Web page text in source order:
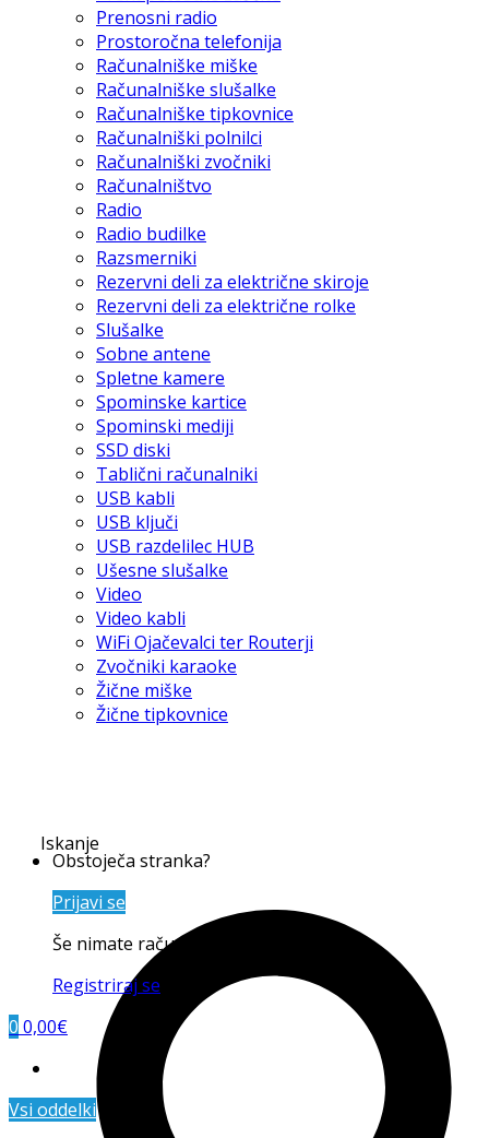
Prenosni radio
Prostoročna telefonija
Računalniške miške
Računalniške slušalke
Računalniške tipkovnice
Računalniški polnilci
Računalniški zvočniki
Računalništvo
Radio
Radio budilke
Razsmerniki
Rezervni deli za električne skiroje
Rezervni deli za električne rolke
Slušalke
Sobne antene
Spletne kamere
Spominske kartice
Spominski mediji
SSD diski
Tablični računalniki
USB kabli
USB ključi
USB razdelilec HUB
Ušesne slušalke
Video
Video kabli
WiFi Ojačevalci ter Routerji
Zvočniki karaoke
Žične miške
Žične tipkovnice
Iskanje
Obstoječa stranka?
Prijavi se
Še nimate računa?
Registriraj se
0 0,00€
Vsi oddelki